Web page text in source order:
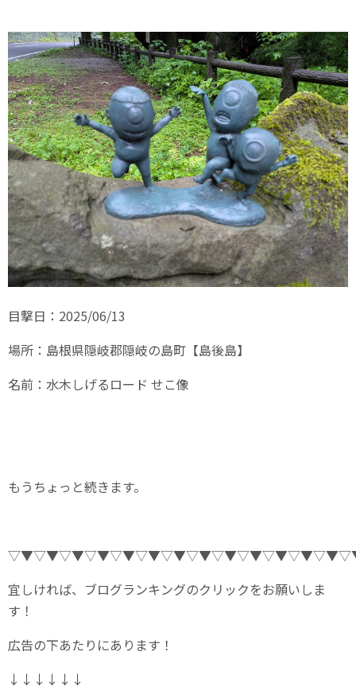
目撃日：2025/06/13
場所：島根県隠岐郡隠岐の島町【島後島】
名前：水木しげるロード せこ像
もうちょっと続きます。
宜しければ、ブログランキングのクリックをお願いしま
す！
広告の下あたりにあります！
↓↓↓↓↓↓